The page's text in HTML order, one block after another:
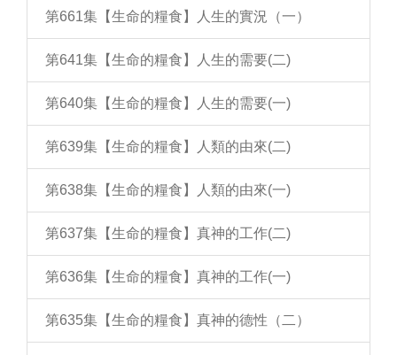
第661集【生命的糧食】人生的實況（一）
第641集【生命的糧食】人生的需要(二)
第640集【生命的糧食】人生的需要(一)
第639集【生命的糧食】人類的由來(二)
第638集【生命的糧食】人類的由來(一)
第637集【生命的糧食】真神的工作(二)
第636集【生命的糧食】真神的工作(一)
第635集【生命的糧食】真神的德性（二）